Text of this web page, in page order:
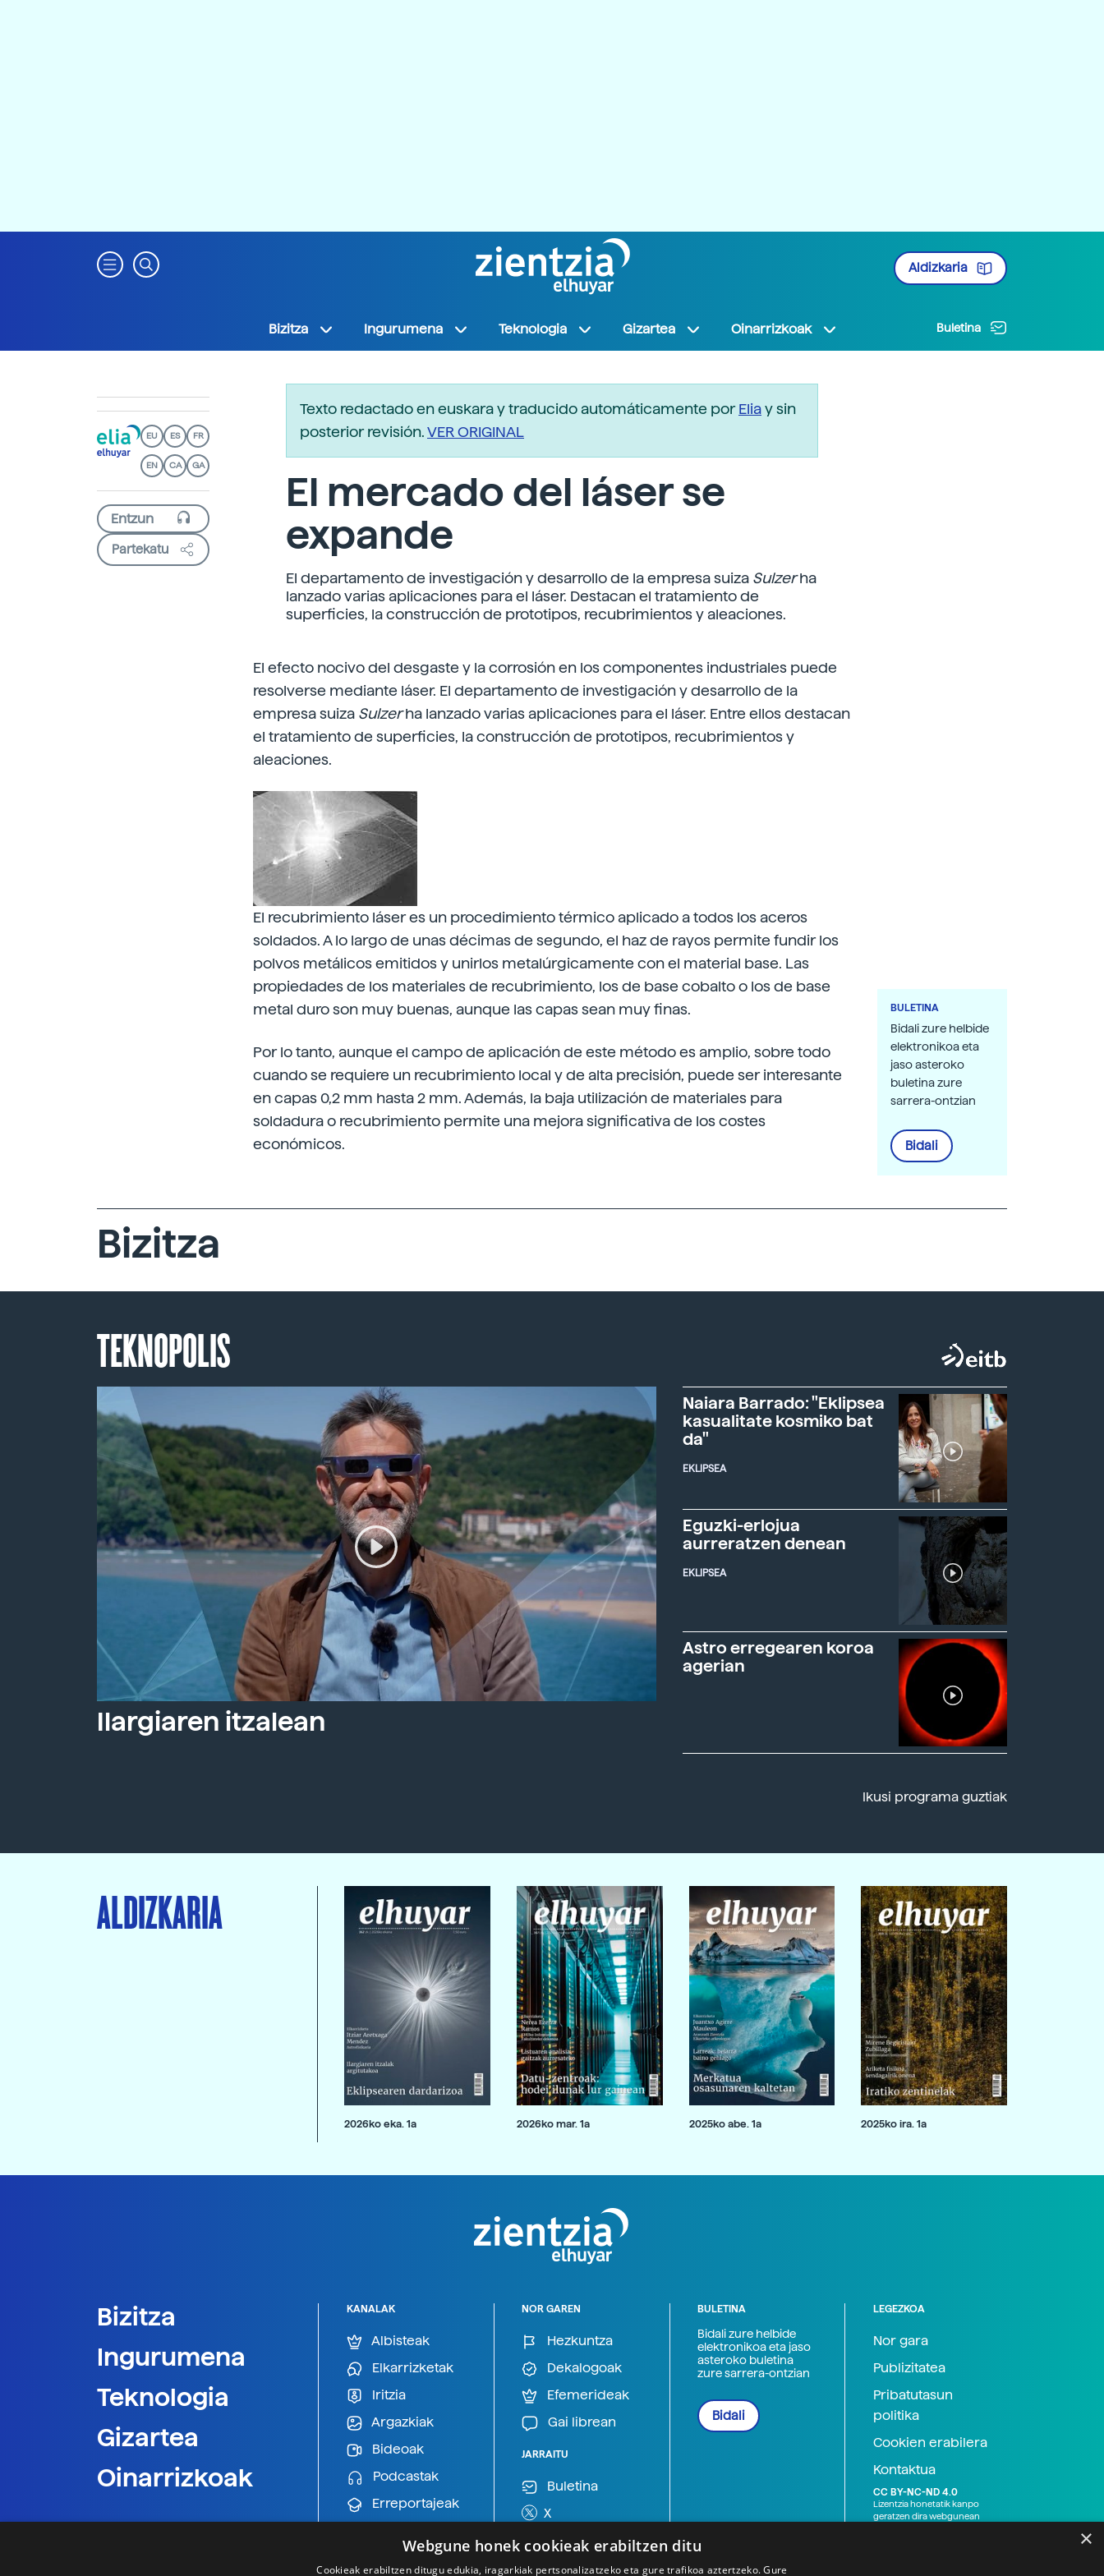
Aldizkaria
Bizitza Ingurumena Teknologia Gizartea Oinarrizkoak Buletina
EU ES FR
EN CA GA
Partekatu
Texto redactado en euskara y traducido automáticamente porEliay sin
posterior revisión.VER ORIGINAL
El mercado del láser se
expande
El departamento de investigación y desarrollo de la empresa suiza Sulzerha
lanzado varias aplicaciones para el láser. Destacan el tratamiento de
superficies, la construcción de prototipos, recubrimientos y aleaciones.
El efecto nocivo del desgaste y la corrosión en los componentes industriales puede
resolverse mediante láser. El departamento de investigación y desarrollo de la
empresa suiza Sulzerha lanzado varias aplicaciones para el láser. Entre ellos destacan
el tratamiento de superficies, la construcción de prototipos, recubrimientos y
aleaciones.
El recubrimiento láser es un procedimiento térmico aplicado a todos los aceros
soldados. A lo largo de unas décimas de segundo, el haz de rayos permite fundir los
polvos metálicos emitidos y unirlos metalúrgicamente con el material base. Las
propiedades de los materiales de recubrimiento, los de base cobalto o los de base
metal duro son muy buenas, aunque las capas sean muy finas.
Por lo tanto, aunque el campo de aplicación de este método es amplio, sobre todo
cuando se requiere un recubrimiento local y de alta precisión, puede ser interesante
en capas 0,2 mm hasta 2 mm. Además, la baja utilización de materiales para
soldadura o recubrimiento permite una mejora significativa de los costes
económicos.
BULETINA
Bidali zure helbide
elektronikoa eta
jaso asteroko
buletina zure
sarrera-ontzian
Bidali
Bizitza
TEKNOPOLIS
Ilargiaren itzalean
Naiara Barrado: "Eklipsea
kasualitate kosmiko bat
da"
EKLIPSEA
Eguzki-erlojua
aurreratzen denean
EKLIPSEA
Astro erregearen koroa
agerian
Ikusi programa guztiak
ALDIZKARIA
2026ko eka. 1a 2026ko mar. 1a 2025ko abe. 1a 2025ko ira. 1a
Bizitza
Ingurumena
Teknologia
Gizartea
Oinarrizkoak
KANALAK
Albisteak
Elkarrizketak
Iritzia
Argazkiak
Bideoak
Podcastak
Erreportajeak
NOR GAREN
Hezkuntza
Dekalogoak
Efemerideak
Gai librean
JARRAITU
Buletina
X
BlueSky
Mastodon
BULETINA
Bidali zure helbide
elektronikoa eta jaso
asteroko buletina
zure sarrera-ontzian
Bidali
LEGEZKOA
Nor gara
Publizitatea
Pribatutasun
politika
Cookien erabilera
Kontaktua
CC BY-NC-ND 4.0
Lizentzia honetatik kanpo
geratzen dira webgunean
×
Webgune honek cookieak erabiltzen ditu
Cookieak erabiltzen ditugu edukia, iragarkiak pertsonalizatzeko eta gure trafikoa aztertzeko. Gure